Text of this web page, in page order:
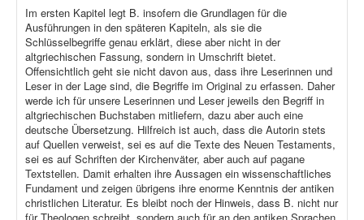
Im ersten Kapitel legt B. insofern die Grundlagen für die
Ausführungen in den späteren Kapiteln, als sie die
Schlüsselbegriffe genau erklärt, diese aber nicht in der
altgriechischen Fassung, sondern in Umschrift bietet.
Offensichtlich geht sie nicht davon aus, dass ihre Leserinnen und
Leser in der Lage sind, die Begriffe im Original zu erfassen. Daher
werde ich für unsere Leserinnen und Leser jeweils den Begriff in
altgriechischen Buchstaben mitliefern, dazu aber auch eine
deutsche Übersetzung. Hilfreich ist auch, dass die Autorin stets
auf Quellen verweist, sei es auf die Texte des Neuen Testaments,
sei es auf Schriften der Kirchenväter, aber auch auf pagane
Textstellen. Damit erhalten ihre Aussagen ein wissenschaftliches
Fundament und zeigen übrigens ihre enorme Kenntnis der antiken
christlichen Literatur. Es bleibt noch der Hinweis, dass B. nicht nur